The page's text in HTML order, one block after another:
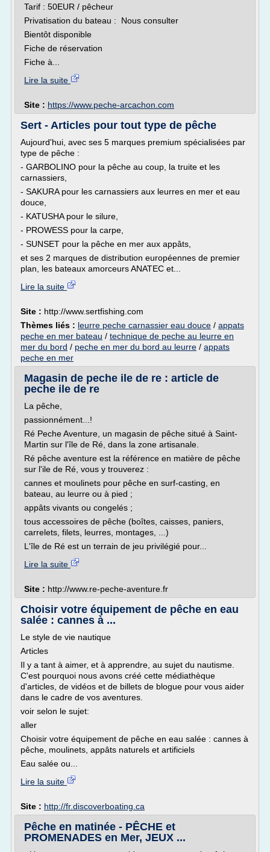
Tarif : 50EUR / pêcheur
Privatisation du bateau : Nous consulter
Bientôt disponible
Fiche de réservation
Fiche à...
Lire la suite
Site : https://www.peche-arcachon.com
Sert - Articles pour tout type de pêche
Aujourd'hui, avec ses 5 marques premium spécialisées par
type de pêche :
- GARBOLINO pour la pêche au coup, la truite et les
carnassiers,
- SAKURA pour les carnassiers aux leurres en mer et eau
douce,
- KATUSHA pour le silure,
- PROWESS pour la carpe,
- SUNSET pour la pêche en mer aux appâts,
et ses 2 marques de distribution européennes de premier
plan, les bateaux amorceurs ANATEC et...
Lire la suite
Site : http://www.sertfishing.com
Thèmes liés : leurre peche carnassier eau douce / appats
peche en mer bateau / technique de peche au leurre en
mer du bord / peche en mer du bord au leurre / appats
peche en mer
Magasin de peche ile de re : article de
peche ile de re
La pêche,
passionnément...!
Ré Peche Aventure, un magasin de pêche situé à Saint-
Martin sur l'île de Ré, dans la zone artisanale.
Ré pêche aventure est la référence en matière de pêche
sur l'ile de Ré, vous y trouverez :
cannes et moulinets pour pêche en surf-casting, en
bateau, au leurre ou à pied ;
appâts vivants ou congelés ;
tous accessoires de pêche (boîtes, caisses, paniers,
carrelets, filets, leurres, montages, ...)
L'île de Ré est un terrain de jeu privilégié pour...
Lire la suite
Site : http://www.re-peche-aventure.fr
Choisir votre équipement de pêche en eau
salée : cannes à ...
Le style de vie nautique
Articles
Il y a tant à aimer, et à apprendre, au sujet du nautisme.
C'est pourquoi nous avons créé cette médiathèque
d'articles, de vidéos et de billets de blogue pour vous aider
dans le cadre de vos aventures.
voir selon le sujet:
aller
Choisir votre équipement de pêche en eau salée : cannes à
pêche, moulinets, appâts naturels et artificiels
Eau salée ou...
Lire la suite
Site : http://fr.discoverboating.ca
Pêche en matinée - PÊCHE et
PROMENADES en Mer, JEUX ...